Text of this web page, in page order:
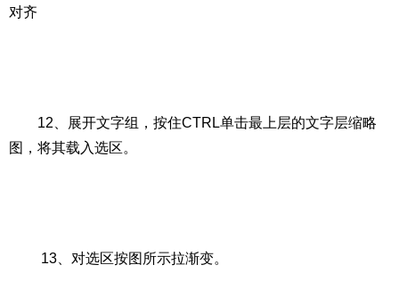
对齐
12、展开文字组，按住CTRL单击最上层的文字层缩略
图，将其载入选区。
13、对选区按图所示拉渐变。